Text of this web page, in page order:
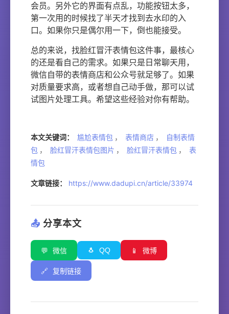
会员。另外它的界面有点乱，功能按钮太多，
第一次用的时候找了半天才找到去水印的入
口。如果你只是偶尔用一下，倒也能接受。
总的来说，找脸红冒汗表情包这件事，最核心
的还是看自己的需求。如果只是日常聊天用，
微信自带的表情商店和公众号就足够了。如果
对质量要求高，或者想自己动手做，那可以试
试图片处理工具。希望这些经验对你有帮助。
本文关键词： 尴尬表情包 ， 表情商店 ，
自制表情
包 ， 脸红冒汗表情包图片 ， 脸红冒汗表情包 ，
表
情包
文章链接： https://www.dadupi.cn/article/33974
📤 分享本文
💬 微信 🐧 QQ 📱 微博
🔗 复制链接